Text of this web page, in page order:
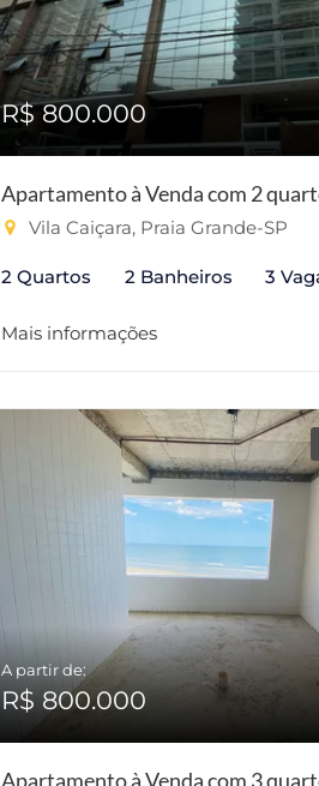
R$ 800.000
Apartamento à Venda com 2
Vila Caiçara, Praia Grande-SP
2 Quartos 2 Banheiros 3
Mais informações
A partir de:
R$ 800.000
Apartamento à Venda com 3